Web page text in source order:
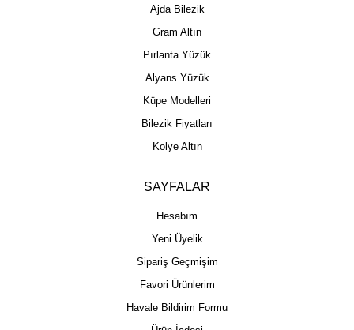
Ajda Bilezik
Gram Altın
Pırlanta Yüzük
Alyans Yüzük
Küpe Modelleri
Bilezik Fiyatları
Kolye Altın
SAYFALAR
Hesabım
Yeni Üyelik
Sipariş Geçmişim
Favori Ürünlerim
Havale Bildirim Formu